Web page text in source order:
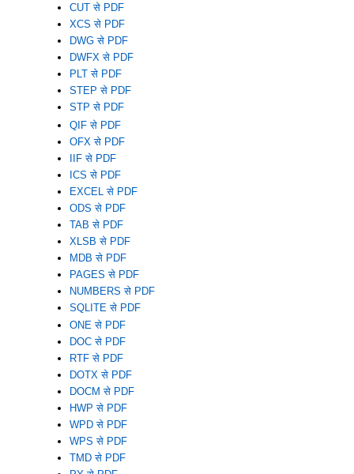
CUT से PDF
XCS से PDF
DWG से PDF
DWFX से PDF
PLT से PDF
STEP से PDF
STP से PDF
QIF से PDF
OFX से PDF
IIF से PDF
ICS से PDF
EXCEL से PDF
ODS से PDF
TAB से PDF
XLSB से PDF
MDB से PDF
PAGES से PDF
NUMBERS से PDF
SQLITE से PDF
ONE से PDF
DOC से PDF
RTF से PDF
DOTX से PDF
DOCM से PDF
HWP से PDF
WPD से PDF
WPS से PDF
TMD से PDF